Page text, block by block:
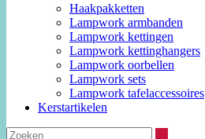
Haakpakketten
Lampwork armbanden
Lampwork kettingen
Lampwork kettinghangers
Lampwork oorbellen
Lampwork sets
Lampwork tafelaccessoires
Kerstartikelen